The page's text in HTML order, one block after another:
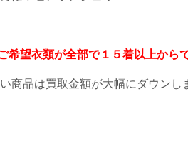
望衣類が全部で１５着以上からで
商品は買取金額が大幅にダウンし